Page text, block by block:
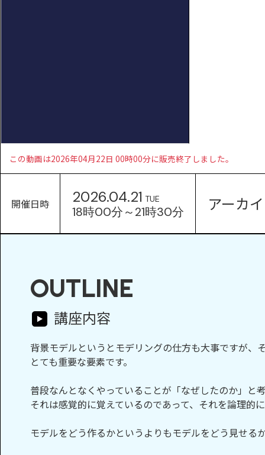
この動画は2026年04月22日 00時00分に販売終了しました。
開催日時 2026.04.21 TUE
18時00分～21時30分 アーカ
OUTLINE
講座内容
背景モデルというとモデリングの仕方も大事ですが、
とても重要な要素です。
普段なんとなくやっていることが「なぜしたのか」と
それは感覚的に覚えているのであって、それを論理的
モデルをどう作るかというよりもモデルをどう見せ